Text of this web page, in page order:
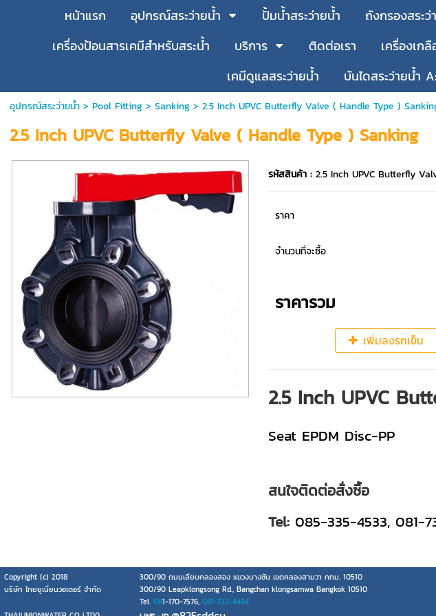
หน้าแรก อุปกรณ์สระว่ายน้ำ ปั้มน้ำสระว่ายน้ำ ถังกรองสระว่
เครื่องป้อนสารเคมีสำหรับสระน้ำ
บริการ ติดต่อเรา เครื่องเก
เคมีดูแลสระว่ายน้ำ
บันไดสระว่ายน้ำ
อุปกรณ์สระว่ายน้ำ> Pool Fitting> Sanking> 2.5 Inch UPVC Butterfly Valve ( Handle Type )
2.5 Inch UPVC Butterfly Valve ( Handle Type ) Sanking
รหัสสินค้า : 2.5 Inch UPVC Butterfly
ราคา
จำนวนที่จะซื้อ
ราคารวม
เพิ่มลงรถเข็น
2.5 Inch UPVC
Seat EPDM Disc-PP
สนใจติดต่อสั่งซื้อ
Tel:085-335-4533, 081-
Copyright (c) 2018
300/90 ถนนเลียบคลองสอง แขวงบางชัน เขตคลองสามวา กทม. 10510
บริษัท ไทยยูเนี่ยนวอเตอร์ จำกัด
300/90 Leapklongsong Rd., Bangchan klongsamwa Bangkok 10510
Tel. 081-170-7576, 081-732-4464